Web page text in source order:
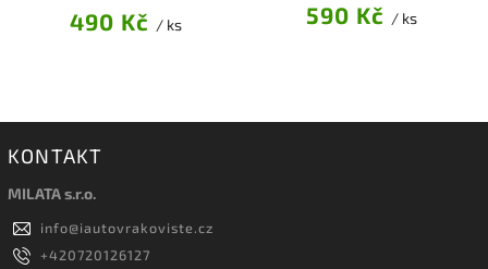
490 Kč / ks 590 Kč / ks
KONTAKT
MILATA s.r.o.
info@iautovrakoviste.cz
+420720126127